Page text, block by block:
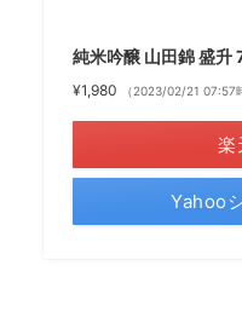
純米吟醸 山田錦 盛升
¥1,980 （2023/02/21 07:57
楽
Yahoo